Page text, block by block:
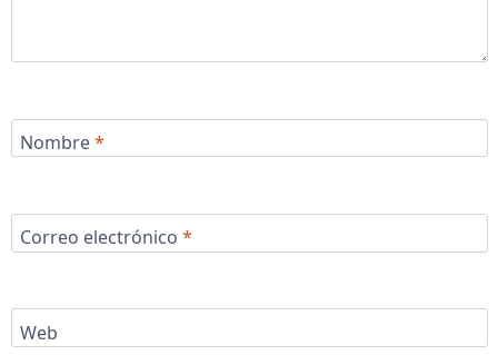
Nombre*
Correo electrónico *
Web